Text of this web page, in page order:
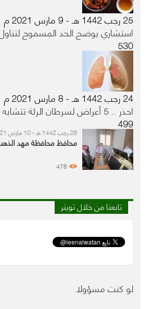
25 رجب 1442 هـ - 9 مارس 2021 م
استشاري يوضح الحد المسموح لتناول
530
24 رجب 1442 هـ - 8 مارس 2021 م
احذر .. 5 أعراض لسرطان الرئة تتشابه مع أمراض أخرى
499
26 رجب 1442 هـ - 10 مارس 2021 م
محافظ محافظة مهد
478
تابعنا من خلال تويتر
لو كنت مسؤولا